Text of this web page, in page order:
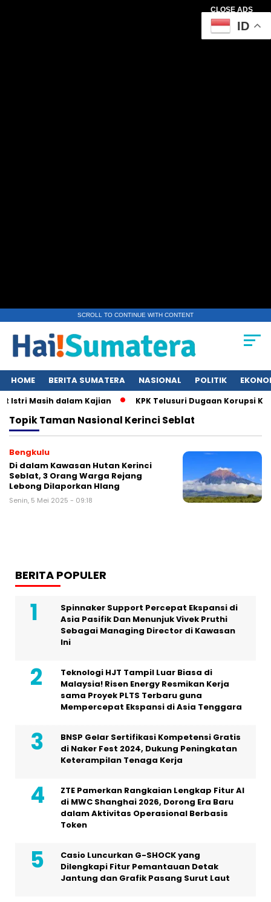
CLOSE ADS
SCROLL TO CONTINUE WITH CONTENT
HOME BERITA SUMATERA NASIONAL POLITIK
Istri Masih dalam Kajian KPK Telusuri Dugaan Korupsi
TopikTaman Nasional Kerinci Seblat
Bengkulu
Di dalam Kawasan Hutan Kerinci
Seblat, 3 Orang Warga Rejang
Lebong Dilaporkan Hlang
Senin, 5 Mei 2025 - 09:18
BERITA POPULER
Spinnaker Support Percepat Ekspansi di
Asia Pasifik Dan Menunjuk Vivek Pruthi
Sebagai Managing Director di Kawasan
Ini
Teknologi HJT Tampil Luar Biasa di
Malaysia! Risen Energy Resmikan Kerja
sama Proyek PLTS Terbaru guna
Mempercepat Ekspansi di Asia Tenggara
BNSP Gelar Sertifikasi Kompetensi Gratis
di Naker Fest 2024, Dukung Peningkatan
Keterampilan Tenaga Kerja
ZTE Pamerkan Rangkaian Lengkap Fitur AI
di MWC Shanghai 2026, Dorong Era Baru
dalam Aktivitas Operasional Berbasis
Token
Casio Luncurkan G-SHOCK yang
Dilengkapi Fitur Pemantauan Detak
Jantung dan Grafik Pasang Surut Laut
ID